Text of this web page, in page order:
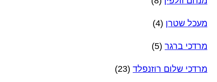
מעכל שטרן (4)
מרדכי ברגר (5)
מרדכי שלום רוזנפלד (23)